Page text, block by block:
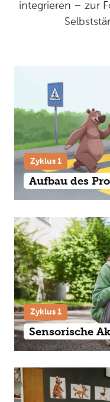
integrieren – zur
Zyklus 1
Aufbau des
Zyklus 1
Sensorische